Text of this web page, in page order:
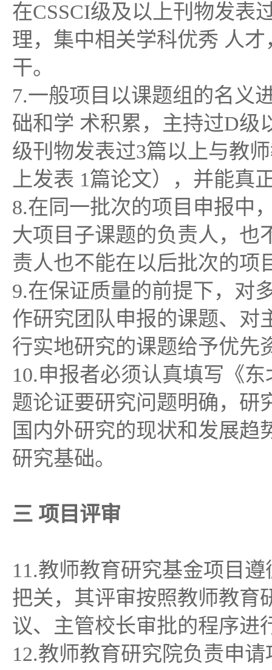
在CSSCI级及以上刊物发表
理，集中相关学科优秀 人
干。
7.一般项目以课题组的名义
础和学 术积累，主持过D级
级刊物发表过3篇以上与教
上发表 1篇论文），并能真
8.在同一批次的项目申报中
大项目子课题的负责人，也
责人也不能在以后批次的项
9.在保证质量的前提下，对
作研究团队申报的课题、对
行实地研究的课题给予优先
10.申报者必须认真填写《
题论证要研究问题明确，研
国内外研究的现状和发展
研究基础。
三 项目评审
11.教师教育研究基金项目
把关，其评审按照教师教育
议、主管校长审批的程序进
12.教师教育研究院负责申